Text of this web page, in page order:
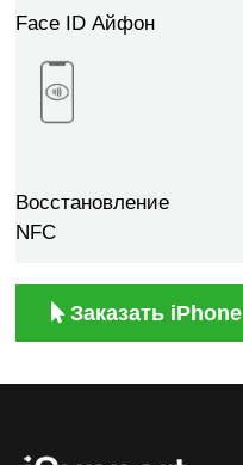
Face ID Айфон
Восстановление
NFC
Заказать iPhone